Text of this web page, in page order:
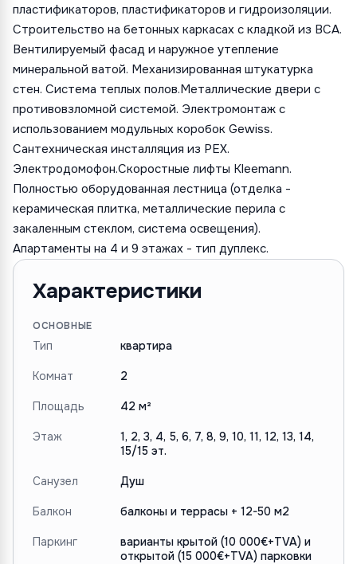
пластификаторов, пластификаторов и гидроизоляции.
Строительство на бетонных каркасах с кладкой из ВСА.
Вентилируемый фасад и наружное утепление
минеральной ватой. Механизированная штукатурка
стен. Система теплых полов.Металлические двери с
противовзломной системой. Электромонтаж с
использованием модульных коробок Gewiss.
Сантехническая инсталляция из PEX.
Электродомофон.Скоростные лифты Kleemann.
Полностью оборудованная лестница (отделка -
керамическая плитка, металлические перила с
закаленным стеклом, система освещения).
Апартаменты на 4 и 9 этажах - тип дуплекс.
Характеристики
ОСНОВНЫЕ
Тип квартира
Комнат 2
Площадь 42 м²
Этаж
1, 2, 3, 4, 5, 6, 7, 8, 9, 10, 11, 12, 13, 14,
15/15 эт.
Санузел Душ
Балкон балконы и террасы + 12-50 м2
Паркинг
варианты крытой (10 000€+TVA) и
открытой (15 000€+TVA) парковки